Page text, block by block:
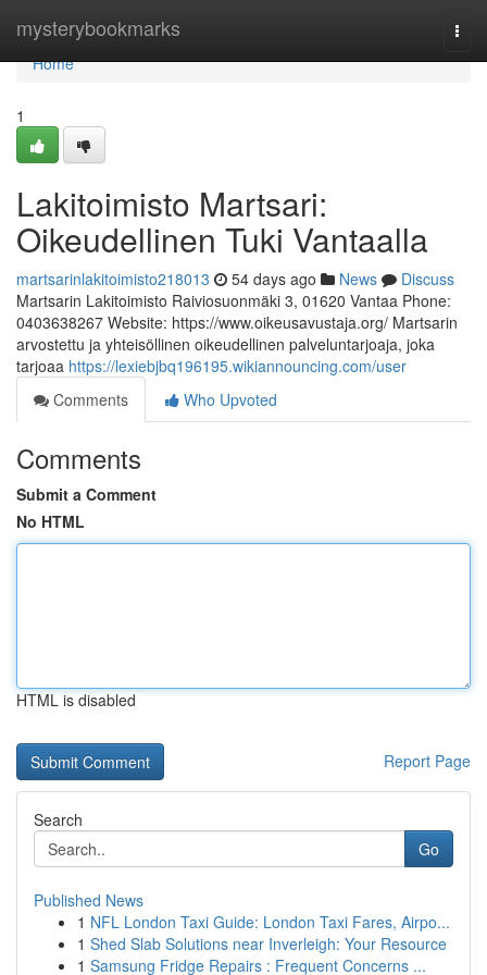
mysterybookmarks
Home
Home
1
Lakitoimisto Martsari:
Oikeudellinen Tuki Vantaalla
martsarinlakitoimisto218013 54 days ago News
Discuss
Martsarin Lakitoimisto Raiviosuonmäki 3, 01620 Vantaa Phone:
0403638267 Website: https://www.oikeusavustaja.org/ Martsarin
arvostettu ja yhteisöllinen oikeudellinen palveluntarjoaja, joka
tarjoaa https://lexiebjbq196195.wikiannouncing.com/user
Comments
Who Upvoted
Comments
Submit a Comment
No HTML
HTML is disabled
Report Page
Search
Go
Published News
1 NFL London Taxi Guide: London Taxi Fares, Airpo...
1 Shed Slab Solutions near Inverleigh: Your Resource
1 Samsung Fridge Repairs : Frequent Concerns ...